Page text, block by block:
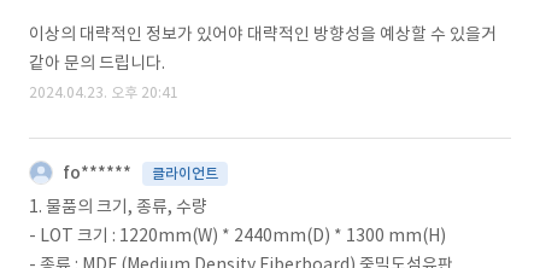
이상의 대략적인 정보가 있어야 대략적인 방향성을 예상할 수 있을거
같아 문의 드립니다.
2024.04.23. 오후 20:41
fo****** 클라이언트
1. 물품의 크기, 종류, 수량
- LOT 크기 : 1220mm(W) * 2440mm(D) * 1300 mm(H)